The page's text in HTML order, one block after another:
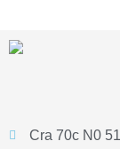
Cra 70c N0